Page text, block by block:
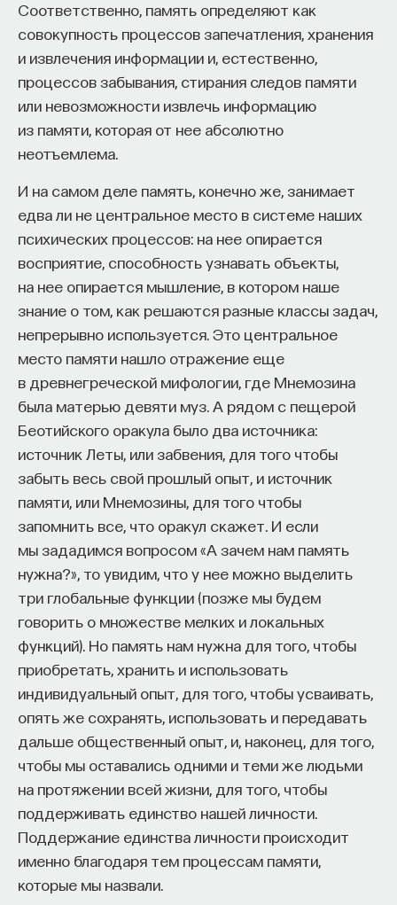
Соответственно, память определяют как
совокупность процессов запечатления, хранения
и извлечения информации и, естественно,
процессов забывания, стирания следов памяти
или невозможности извлечь информацию
из памяти, которая от нее абсолютно
неотъемлема.
И на самом деле память, конечно же, занимает
едва ли не центральное место в системе наших
психических процессов: на нее опирается
восприятие, способность узнавать объекты,
на нее опирается мышление, в котором наше
знание о том, как решаются разные классы задач,
непрерывно используется. Это центральное
место памяти нашло отражение еще
в древнегреческой мифологии, где Мнемозина
была матерью девяти муз. А рядом с пещерой
Беотийского оракула было два источника:
источник Леты, или забвения, для того чтобы
забыть весь свой прошлый опыт, и источник
памяти, или Мнемозины, для того чтобы
запомнить все, что оракул скажет. И если
мы зададимся вопросом «А зачем нам память
нужна?», то увидим, что у нее можно выделить
три глобальные функции (позже мы будем
говорить о множестве мелких и локальных
функций). Но память нам нужна для того, чтобы
приобретать, хранить и использовать
индивидуальный опыт, для того, чтобы усваивать,
опять же сохранять, использовать и передавать
дальше общественный опыт, и, наконец, для того,
чтобы мы оставались одними и теми же людьми
на протяжении всей жизни, для того, чтобы
поддерживать единство нашей личности.
Поддержание единства личности происходит
именно благодаря тем процессам памяти,
которые мы назвали.
Как стать участником:
Заполнить анкету кандидата
Посмотреть текущие вакансии
Образование работает дольше,
чем кажется
«Тема кажется простой: мы определяем цели,
движемся к ним — и дальше все должно
работать. Но в реальности с целеполаганием все
намного сложнее. Проблема не только
во временном разрыве, когда результат должен
проявиться через несколько лет. Ключевой
эффект образования не раскрывается в тот
момент, когда выпускник выходит на работу, —
тогда все только начинается. Дальше человек
адаптируется и еще много лет пользуется тем,
что получил в университете. Если задуматься, как
долго он опирается на свое первое образование,
речь идет не о нескольких годах,
а о десятилетиях».
У университета четыре цели
«Мы выделили четыре идеологии образования.
Первая — развитие и трансляция
дисциплинарного знания, где в центре находится
само знание, а не человек и не рынок труда.
Вторая — формирование определенного типа
человека, например человека, способного
к сложному мышлению. Третья — развитие
общества, вклад в то, каким оно будет.
И четвертая — социальная эффективность,
то есть забота о том, как человек будет работать
за пределами университета и насколько
эффективным окажется в команде и профессии.
Университет не всегда может точно
предсказать, какие именно рабочие места ждут